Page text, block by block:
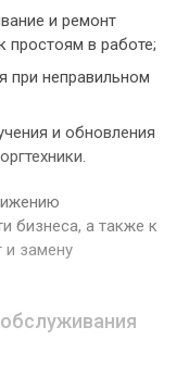
и ремонт
простоям в работе;
при неправильном
и обновления
бизнеса, а также к
и замену